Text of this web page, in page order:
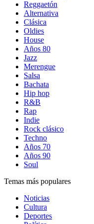
Reggaetón
Alternativa
Clásica
Oldies
House
Años 80
Jazz
Merengue
Salsa
Bachata
Hip hop
R&B
Rap
Indie
Rock clásico
Techno
Años 70
Años 90
Soul
Temas más populares
Noticias
Cultura
Deportes